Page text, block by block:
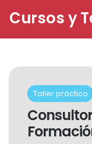
Cursos y
Taller práctico